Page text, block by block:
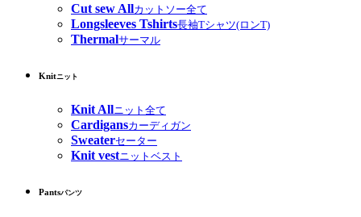
Cut sew Allカットソー全て
Longsleeves Tshirts長袖Tシャツ(ロンT)
Thermalサーマル
Knitニット
Knit Allニット全て
Cardigansカーディガン
Sweaterセーター
Knit vestニットベスト
Pantsパンツ